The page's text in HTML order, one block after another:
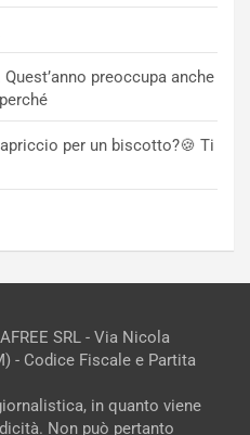
preoccupa anche
per un biscotto?🍪 Ti
SRL - Via Nicola
- Codice Fiscale e Partita
in quanto viene
Non può pertanto